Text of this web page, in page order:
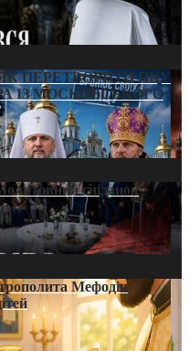
ПЕРЕТВОРИТИ ПЦУ
ІЗ МОСКОВСЬКОГО
сніданок
Мефодія